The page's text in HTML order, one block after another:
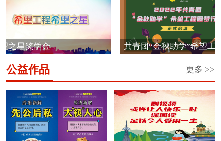
奖学金
共青团“金秋助学”希望工程圆
更多 >>
公益作品